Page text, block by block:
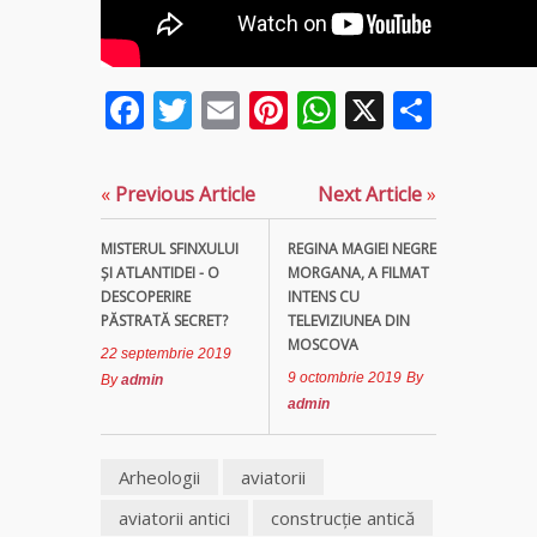
Facebook
Twitter
EmailPinterest
WhatsApp
X
« Previous Article
MISTERUL SFINXULUI
ŞI ATLANTIDEI - O
DESCOPERIRE
PĂSTRATĂ SECRET?
22 septembrie 2019
Byadmin
Next Article»
REGINA MAGIEI NEGRE
MORGANA, A FILMAT
INTENS CU
TELEVIZIUNEA DIN
MOSCOVA
9 octombrie 2019 By
admin
Arheologii
aviatorii
aviatorii antici
construcţie antică